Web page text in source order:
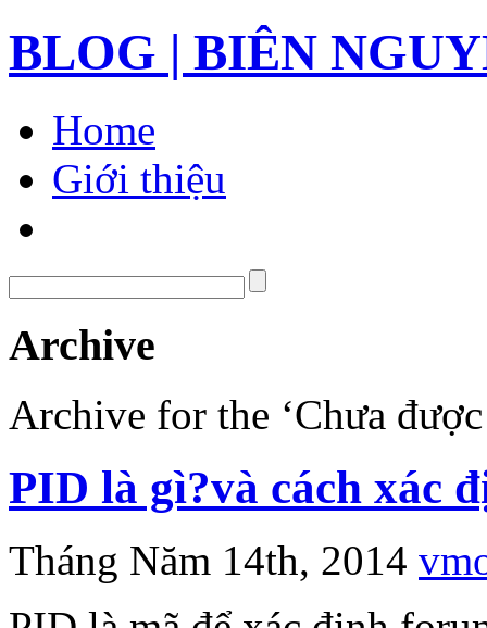
BLOG | BIÊN
Home
Giới thiệu
Archive
Archive for the ‘Chưa
PID là gì?và cách xác
Tháng Năm 14th, 2014